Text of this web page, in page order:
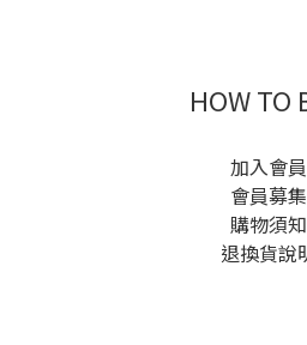
HOW TO
加入會員
會員募集
購物須知
退換貨說